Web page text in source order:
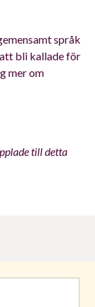
språk
bli kallade för
mer om
till detta